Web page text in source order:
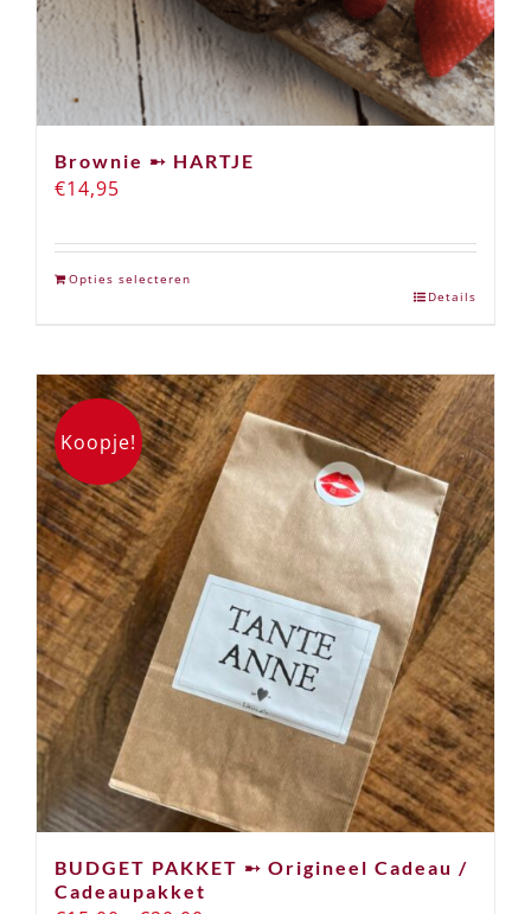
Brownie ➸ HARTJE
€14,95
Opties selecteren
Details
Koopje!
BUDGET PAKKET ➸ Origineel Cadeau /
Cadeaupakket